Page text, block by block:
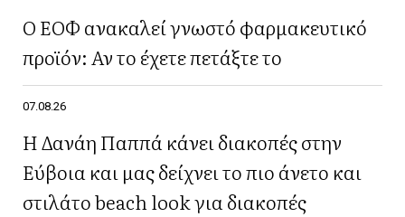
Ο ΕΟΦ ανακαλεί γνωστό φαρμακευτικό
προϊόν: Αν το έχετε πετάξτε το
07.08.26
Η Δανάη Παππά κάνει διακοπές στην
Εύβοια και μας δείχνει το πιο άνετο και
στιλάτο beach look για διακοπές